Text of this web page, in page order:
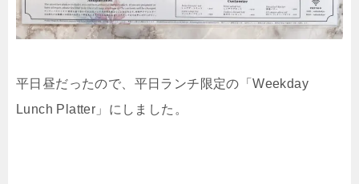
平日昼だったので、平日ランチ限定の「Weekday
Lunch Platter」にしました。